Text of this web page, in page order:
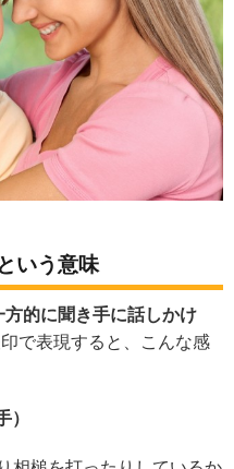
いう意味
方的に聞き手に話しかけ
で表現すると、こんな感